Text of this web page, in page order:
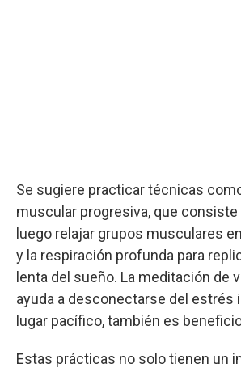
Se sugiere practicar técnicas
muscular progresiva, que
luego relajar grupos musculares
y la respiración profunda para
lenta del sueño. La meditación de
ayuda a desconectarse del estrés
lugar pacífico, también es
Estas prácticas no solo tienen un